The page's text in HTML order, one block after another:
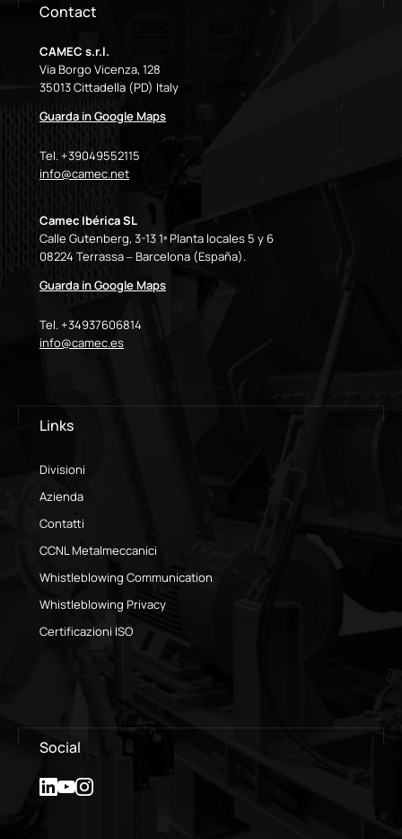
Contact
CAMEC s.r.l.
Via Borgo Vicenza, 128
35013 Cittadella (PD) Italy
Guarda in Google Maps
Tel. +39049552115
info@camec.net
Camec Ibérica SL
Calle Gutenberg, 3-13 1ª Planta locales 5 y 6
08224 Terrassa – Barcelona (España).
Guarda in Google Maps
Tel. +34937606814
info@camec.es
Links
Divisioni
Azienda
Contatti
CCNL Metalmeccanici
Whistleblowing Communication
Whistleblowing Privacy
Certificazioni ISO
Social